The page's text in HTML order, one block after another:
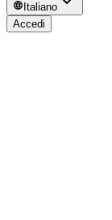
Italiano
Accedi